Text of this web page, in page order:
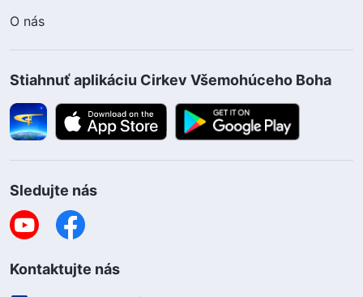
O nás
Stiahnuť aplikáciu Cirkev Všemohúceho Boha
Sledujte nás
Kontaktujte nás